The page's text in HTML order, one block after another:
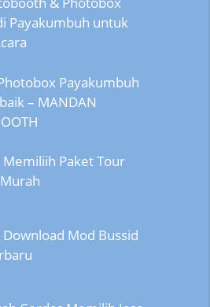
Payakumbuh untuk
Payakumbuh
– MANDAN
Memiliih Paket Tour
Download Mod Bussid